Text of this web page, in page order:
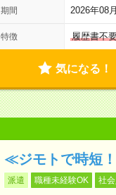
期間 2026年08
特徴 履歴書不
気になる！
≪ジモトで時短
派遣 職種未経験OK 社